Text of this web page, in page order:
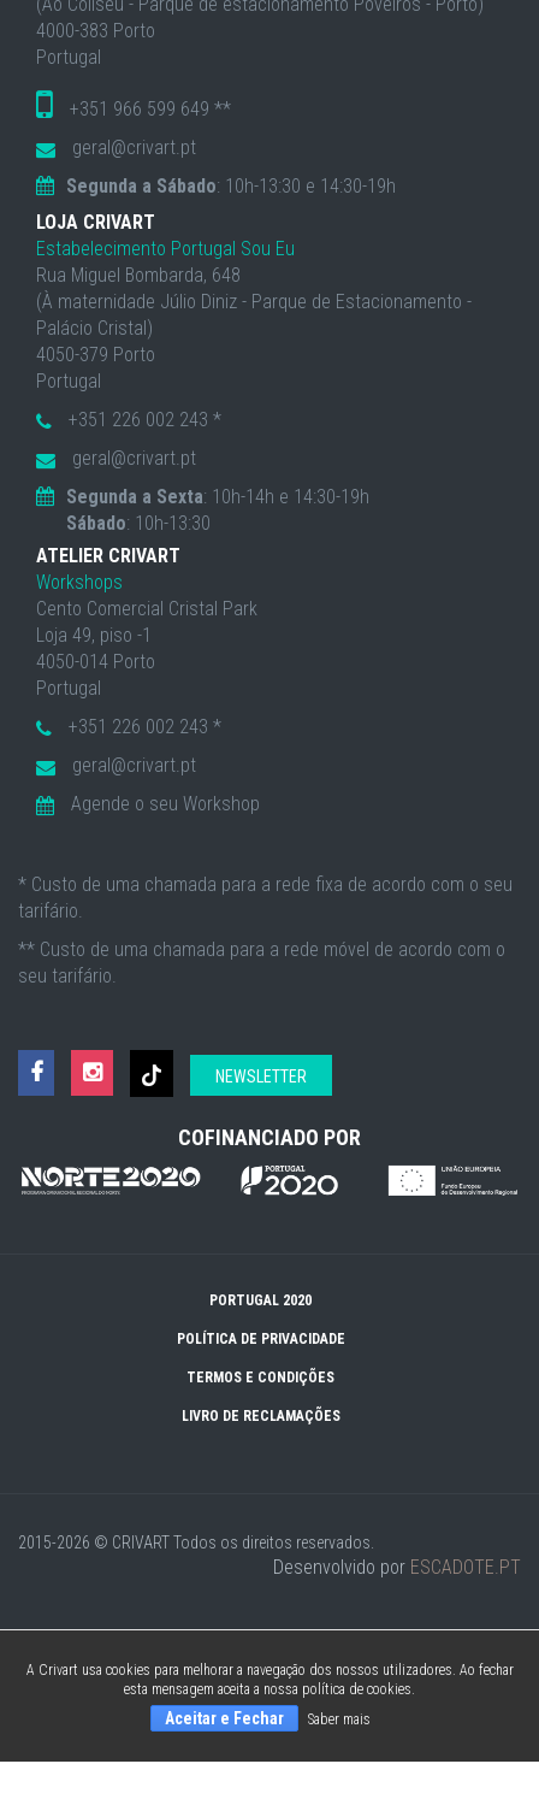
4000-383 Porto
Portugal
+351 966 599 649 **
geral@crivart.pt
Segunda a Sábado: 10h-13:30 e 14:30-19h
LOJA CRIVART
Estabelecimento Portugal Sou Eu
Rua Miguel Bombarda, 648
(À maternidade Júlio Diniz - Parque de Estacionamento -
Palácio Cristal)
4050-379 Porto
Portugal
+351 226 002 243 *
geral@crivart.pt
Segunda a Sexta: 10h-14h e 14:30-19h
Sábado: 10h-13:30
ATELIER CRIVART
Workshops
Cento Comercial Cristal Park
Loja 49, piso -1
4050-014 Porto
Portugal
+351 226 002 243 *
geral@crivart.pt
Agende o seu Workshop
* Custo de uma chamada para a rede fixa de acordo com o seu
tarifário.
** Custo de uma chamada para a rede móvel de acordo com o
seu tarifário.
NEWSLETTER
COFINANCIADO POR
PORTUGAL 2020
POLÍTICA DE PRIVACIDADE
TERMOS E CONDIÇÕES
LIVRO DE RECLAMAÇÕES
2015-2026 © CRIVARTTodos os direitos reservados.
Desenvolvido por ESCADOTE.PT
A Crivart usa cookies para melhorar a navegação dos nossos utilizadores. Ao fechar
esta mensagem aceita a nossa política de cookies.
Aceitar e Fechar Saber mais